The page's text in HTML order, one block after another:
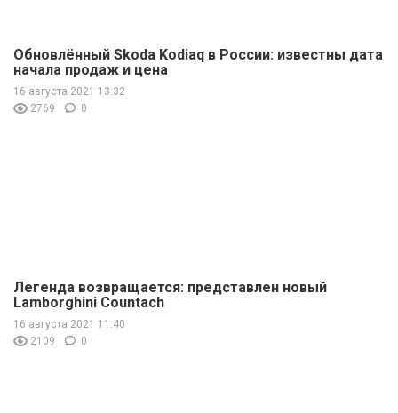
Обновлённый Skoda Kodiaq в России: известны дата
начала продаж и цена
16 августа 2021 13:32
2769
0
Легенда возвращается: представлен новый
Lamborghini Countach
16 августа 2021 11:40
2109
0